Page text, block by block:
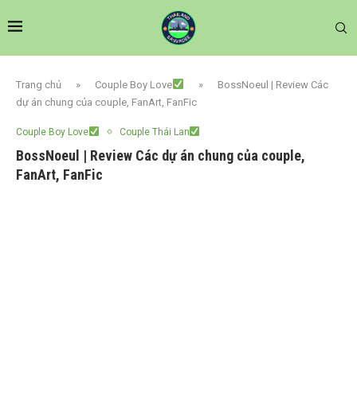
Trang chủ » Couple Boy Love »
BossNoeul | Review Các
dự án chung của couple, FanArt, FanFic
Couple Boy Love Couple Thái Lan
BossNoeul | Review Các dự án chung của couple,
FanArt, FanFic